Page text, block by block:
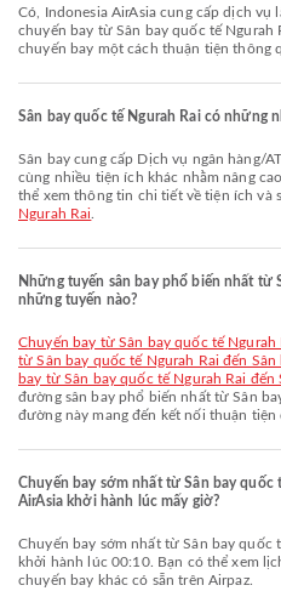
Có, Indonesia AirAsia cung cấp dịch vụ làm thủ tục trực tuyến cho các
chuyến bay từ Sân bay quốc tế Ngurah
chuyến bay một cách thuận tiện thông
Sân bay quốc tế Ngurah Rai có những
Sân bay cung cấp Dịch vụ ngân hàng/ATM, Cho thuê xe, Cửa hàng miễn thuế
cùng nhiều tiện ích khác nhằm nâng
thể xem thông tin chi tiết về tiện ích và
Ngurah Rai
Những tuyến sân bay phổ biến nhất từ
những tuyến nào?
chuyến bay từ Sân bay quốc tế
từ Sân bay quốc tế Ngurah Rai đến
bay từ Sân bay quốc tế Ngurah Rai đến
đường sân bay phổ biến nhất từ Sân
đường này mang đến kết nối thuận tiện
Chuyến bay sớm nhất từ Sân bay quốc
AirAsia khởi hành lúc mấy giờ?
Chuyến bay sớm nhất từ Sân bay quốc tế Ngurah Rai với Indonesia AirAsia
khởi hành lúc 00:10. Bạn có thể xem
chuyến bay khác có sẵn trên Airpaz.